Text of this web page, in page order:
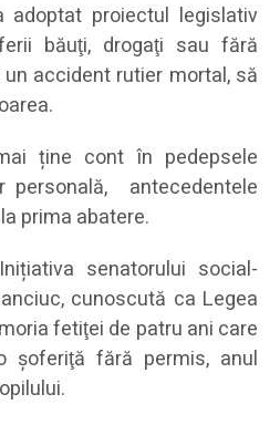
adoptat proiectul legislativ
băuţi, drogaţi sau fără
accident rutier mortal, să
ține cont în pedepsele
antecedentele
prima abatere.
Inițiativa senatorului social-
cunoscută ca Legea
fetiţei de patru ani care
fără permis, anul